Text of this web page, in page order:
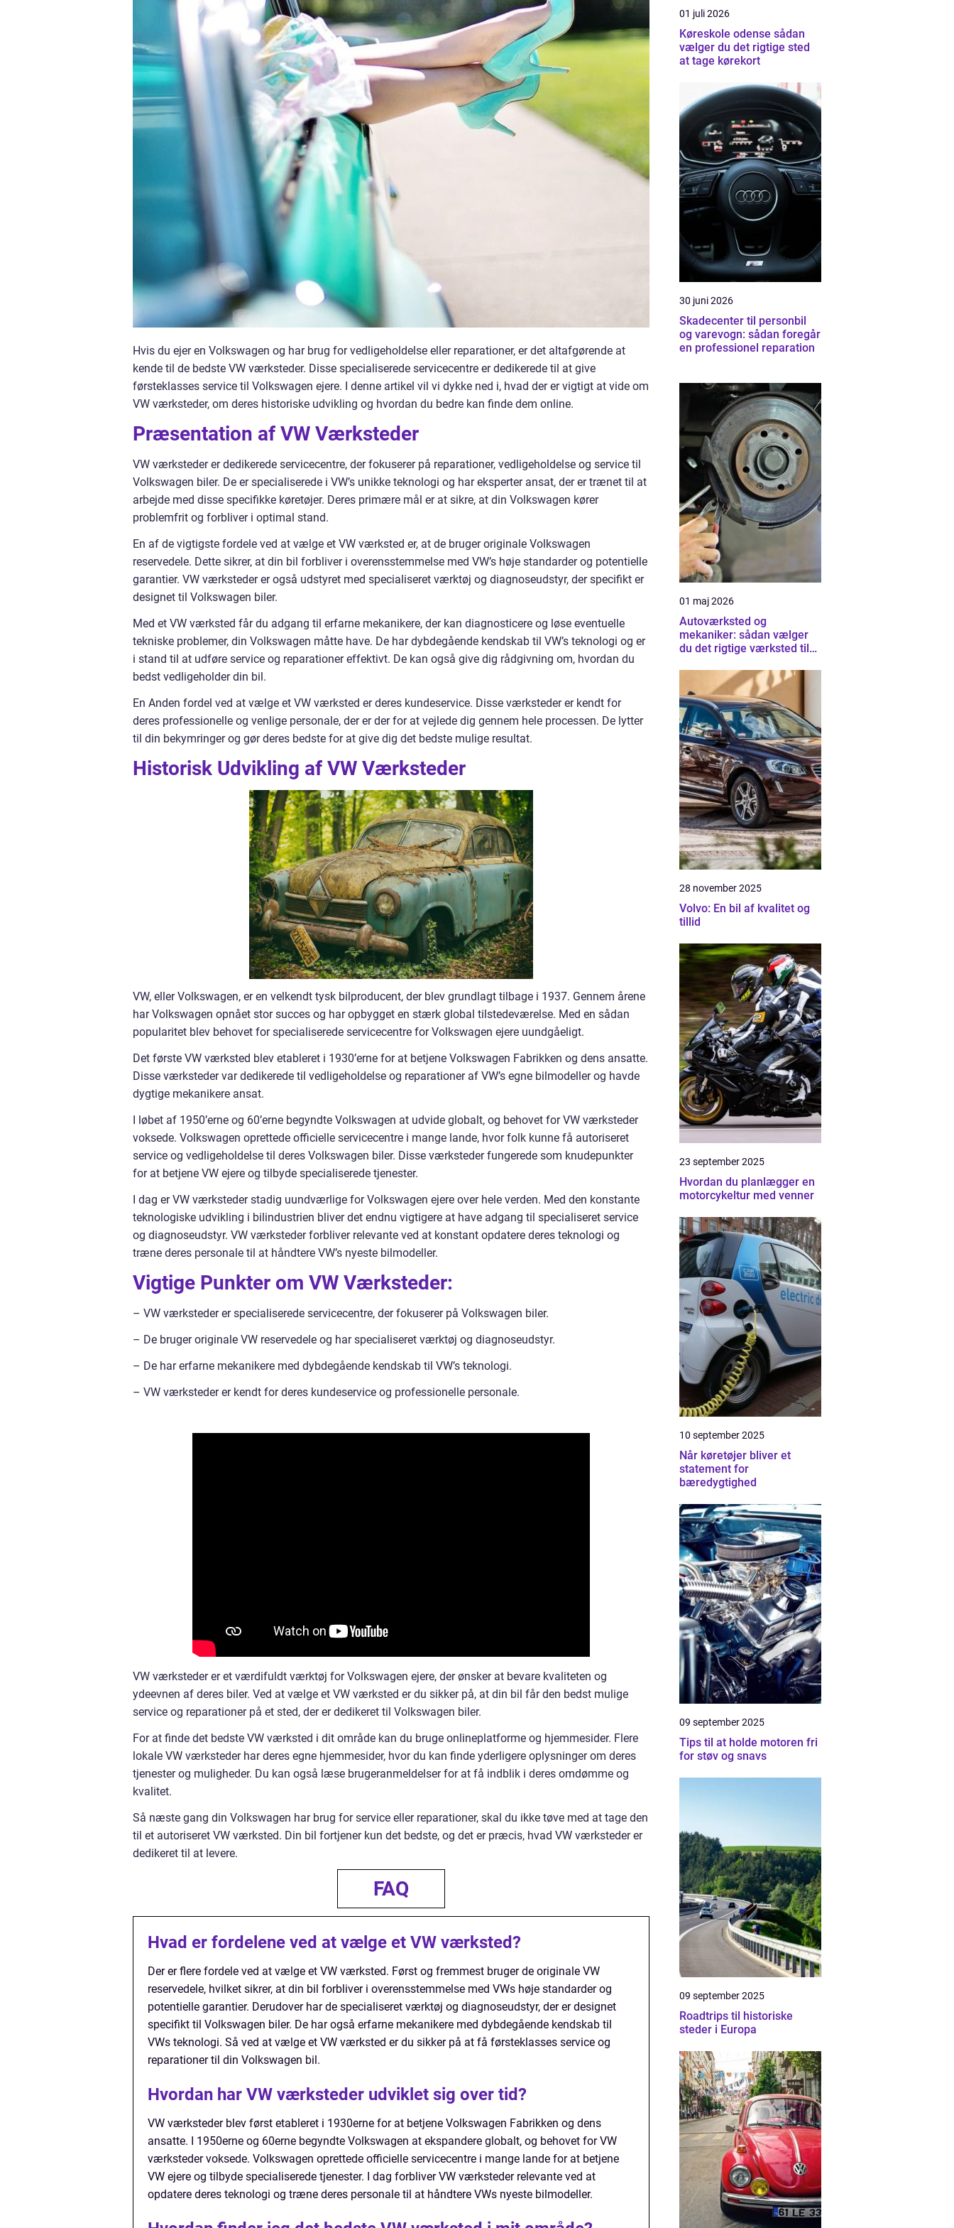
Hvis du ejer en Volkswagen og har brug for vedligeholdelse eller reparationer, er det altafgørende at
kende til de bedste VW værksteder. Disse specialiserede servicecentre er dedikerede til at give
førsteklasses service til Volkswagen ejere. I denne artikel vil vi dykke ned i, hvad der er vigtigt at vide om
VW værksteder, om deres historiske udvikling og hvordan du bedre kan finde dem online.
Præsentation af VW Værksteder
VW værksteder er dedikerede servicecentre, der fokuserer på reparationer, vedligeholdelse og service til
Volkswagen biler. De er specialiserede i VW’s unikke teknologi og har eksperter ansat, der er trænet til at
arbejde med disse specifikke køretøjer. Deres primære mål er at sikre, at din Volkswagen kører
problemfrit og forbliver i optimal stand.
En af de vigtigste fordele ved at vælge et VW værksted er, at de bruger originale Volkswagen
reservedele. Dette sikrer, at din bil forbliver i overensstemmelse med VW’s høje standarder og potentielle
garantier. VW værksteder er også udstyret med specialiseret værktøj og diagnoseudstyr, der specifikt er
designet til Volkswagen biler.
Med et VW værksted får du adgang til erfarne mekanikere, der kan diagnosticere og løse eventuelle
tekniske problemer, din Volkswagen måtte have. De har dybdegående kendskab til VW’s teknologi og er
i stand til at udføre service og reparationer effektivt. De kan også give dig rådgivning om, hvordan du
bedst vedligeholder din bil.
En Anden fordel ved at vælge et VW værksted er deres kundeservice. Disse værksteder er kendt for
deres professionelle og venlige personale, der er der for at vejlede dig gennem hele processen. De lytter
til din bekymringer og gør deres bedste for at give dig det bedste mulige resultat.
Historisk Udvikling af VW Værksteder
VW, eller Volkswagen, er en velkendt tysk bilproducent, der blev grundlagt tilbage i 1937. Gennem årene
har Volkswagen opnået stor succes og har opbygget en stærk global tilstedeværelse. Med en sådan
popularitet blev behovet for specialiserede servicecentre for Volkswagen ejere uundgåeligt.
Det første VW værksted blev etableret i 1930’erne for at betjene Volkswagen Fabrikken og dens ansatte.
Disse værksteder var dedikerede til vedligeholdelse og reparationer af VW’s egne bilmodeller og havde
dygtige mekanikere ansat.
I løbet af 1950’erne og 60’erne begyndte Volkswagen at udvide globalt, og behovet for VW værksteder
voksede. Volkswagen oprettede officielle servicecentre i mange lande, hvor folk kunne få autoriseret
service og vedligeholdelse til deres Volkswagen biler. Disse værksteder fungerede som knudepunkter
for at betjene VW ejere og tilbyde specialiserede tjenester.
I dag er VW værksteder stadig uundværlige for Volkswagen ejere over hele verden. Med den konstante
teknologiske udvikling i bilindustrien bliver det endnu vigtigere at have adgang til specialiseret service
og diagnoseudstyr. VW værksteder forbliver relevante ved at konstant opdatere deres teknologi og
træne deres personale til at håndtere VW’s nyeste bilmodeller.
Vigtige Punkter om VW Værksteder:
– VW værksteder er specialiserede servicecentre, der fokuserer på Volkswagen biler.
– De bruger originale VW reservedele og har specialiseret værktøj og diagnoseudstyr.
– De har erfarne mekanikere med dybdegående kendskab til VW’s teknologi.
– VW værksteder er kendt for deres kundeservice og professionelle personale.
VW værksteder er et værdifuldt værktøj for Volkswagen ejere, der ønsker at bevare kvaliteten og
ydeevnen af deres biler. Ved at vælge et VW værksted er du sikker på, at din bil får den bedst mulige
service og reparationer på et sted, der er dedikeret til Volkswagen biler.
For at finde det bedste VW værksted i dit område kan du bruge onlineplatforme og hjemmesider. Flere
lokale VW værksteder har deres egne hjemmesider, hvor du kan finde yderligere oplysninger om deres
tjenester og muligheder. Du kan også læse brugeranmeldelser for at få indblik i deres omdømme og
kvalitet.
Så næste gang din Volkswagen har brug for service eller reparationer, skal du ikke tøve med at tage den
til et autoriseret VW værksted. Din bil fortjener kun det bedste, og det er præcis, hvad VW værksteder er
dedikeret til at levere.
FAQ
Hvad er fordelene ved at vælge et VW værksted?
Der er flere fordele ved at vælge et VW værksted. Først og fremmest bruger de originale VW
reservedele, hvilket sikrer, at din bil forbliver i overensstemmelse med VWs høje standarder og
potentielle garantier. Derudover har de specialiseret værktøj og diagnoseudstyr, der er designet
specifikt til Volkswagen biler. De har også erfarne mekanikere med dybdegående kendskab til
VWs teknologi. Så ved at vælge et VW værksted er du sikker på at få førsteklasses service og
reparationer til din Volkswagen bil.
Hvordan har VW værksteder udviklet sig over tid?
VW værksteder blev først etableret i 1930erne for at betjene Volkswagen Fabrikken og dens
ansatte. I 1950erne og 60erne begyndte Volkswagen at ekspandere globalt, og behovet for VW
værksteder voksede. Volkswagen oprettede officielle servicecentre i mange lande for at betjene
VW ejere og tilbyde specialiserede tjenester. I dag forbliver VW værksteder relevante ved at
opdatere deres teknologi og træne deres personale til at håndtere VWs nyeste bilmodeller.
01 juli 2026
Køreskole odense sådan
vælger du det rigtige sted
at tage kørekort
30 juni 2026
Skadecenter til personbil
og varevogn: sådan foregår
en professionel reparation
01 maj 2026
Autoværksted og
mekaniker: sådan vælger
du det rigtige værksted til
28 november 2025
Volvo: En bil af kvalitet og
tillid
23 september 2025
Hvordan du planlægger en
motorcykeltur med venner
10 september 2025
Når køretøjer bliver et
statement for
bæredygtighed
09 september 2025
Tips til at holde motoren fri
for støv og snavs
09 september 2025
Roadtrips til historiske
steder i Europa